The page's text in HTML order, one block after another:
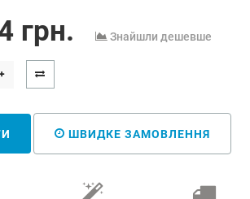
грн. Знайшли дешевше
ШВИДКЕ ЗАМОВЛЕННЯ